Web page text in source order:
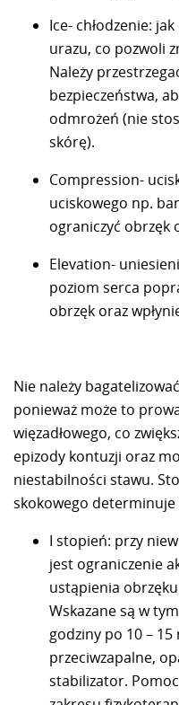
Ice- chłodzenie:
urazu, co pozwoli
Należy
bezpieczeństwa,
odmrożeń (nie
skórę).
Compression-
uciskowego np.
ograniczyć obrzęk
Elevation-
poziom serca
obrzęk oraz
Nie należy
ponieważ może to
więzadłowego, co
epizody kontuzji oraz
niestabilności stawu.
skokowego
I stopień: przy
jest ograniczenie
ustąpienia
Wskazane są w
godziny po 10 –
przeciwzapalne,
stabilizator.